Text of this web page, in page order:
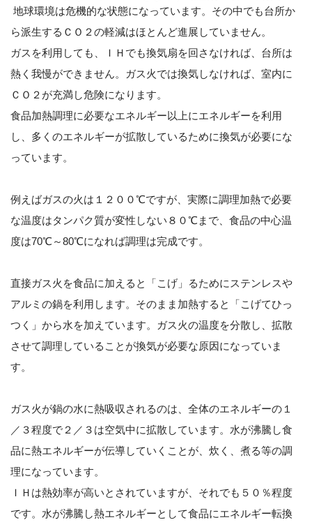
地球環境は危機的な状態になっています。その中でも台所か
ら派生するＣＯ２の軽減はほとんど進展していません。
ガスを利用しても、ＩＨでも換気扇を回さなければ、台所は
熱く我慢ができません。ガス火では換気しなければ、室内に
ＣＯ２が充満し危険になります。
食品加熱調理に必要なエネルギー以上にエネルギーを利用
し、多くのエネルギーが拡散しているために換気が必要にな
っています。
例えばガスの火は１２００℃ですが、実際に調理加熱で必要
な温度はタンパク質が変性しない８０℃まで、食品の中心温
度は70℃～80℃になれば調理は完成です。
直接ガス火を食品に加えると「こげ」るためにステンレスや
アルミの鍋を利用します。そのまま加熱すると「こげてひっ
つく」から水を加えています。ガス火の温度を分散し、拡散
させて調理していることが換気が必要な原因になっていま
す。
ガス火が鍋の水に熱吸収されるのは、全体のエネルギーの１
／３程度で２／３は空気中に拡散しています。水が沸騰し食
品に熱エネルギーが伝導していくことが、炊く、煮る等の調
理になっています。
ＩＨは熱効率が高いとされていますが、それでも５０％程度
です。水が沸騰し熱エネルギーとして食品にエネルギー転換